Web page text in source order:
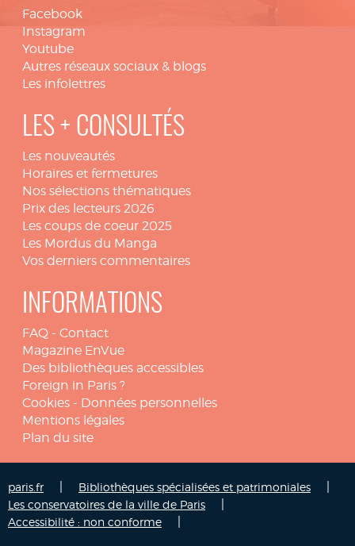
Facebook
Instagram
Youtube
Autres réseaux sociaux & blogs
Les infolettres
LES + CONSULTÉS
Les nouveautés
Horaires et fermetures
Nos sélections thématiques
Prix des lecteurs 2026
Les coups de coeur 2025
Les Mordus du Manga
Vos derniers commentaires
INFORMATIONS
FAQ - Contact
Magazine EnVue
Des bibliothèques accessibles
Foreign in Paris ?
Cookies - Données personnelles
Mentions légales
Plan du site
paris.fr Bibliothèques spécialisées et patrimoniales
Les conservatoires de la ville de Paris
Accessibilité : non conforme